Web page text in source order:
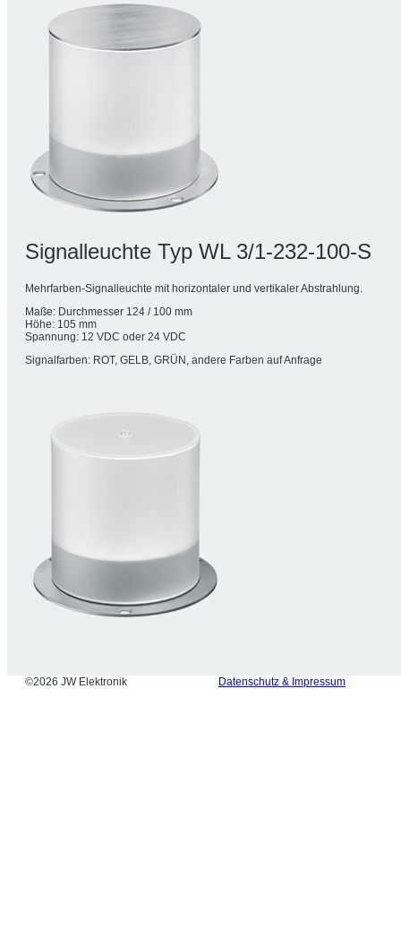
Signalleuchte Typ WL 3/1-232-100-S
Mehrfarben-Signalleuchte mit horizontaler und vertikaler Abstrahlung.
Maße: Durchmesser 124 / 100 mm
Höhe: 105 mm
Spannung: 12 VDC oder 24 VDC
Signalfarben: ROT, GELB, GRÜN, andere Farben auf Anfrage
©2026 JW Elektronik Datenschutz & Impressum